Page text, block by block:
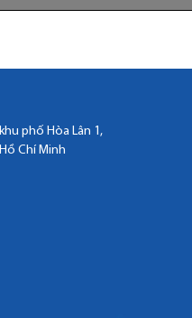
phố Hòa Lân 1,
Chí Minh